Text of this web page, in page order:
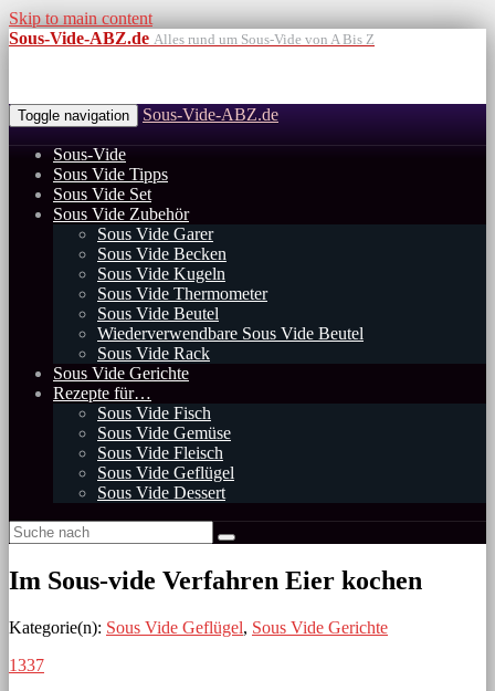
Skip to main content
Sous-Vide-ABZ.de Alles rund um Sous-Vide von A Bis Z
Toggle navigation Sous-Vide-ABZ.de
Sous-Vide
Sous Vide Tipps
Sous Vide Set
Sous Vide Zubehör
Sous Vide Garer
Sous Vide Becken
Sous Vide Kugeln
Sous Vide Thermometer
Sous Vide Beutel
Wiederverwendbare Sous Vide Beutel
Sous Vide Rack
Sous Vide Gerichte
Rezepte für…
Sous Vide Fisch
Sous Vide Gemüse
Sous Vide Fleisch
Sous Vide Geflügel
Sous Vide Dessert
Im Sous-vide Verfahren Eier kochen
Kategorie(n): Sous Vide Geflügel, Sous Vide Gerichte
1337